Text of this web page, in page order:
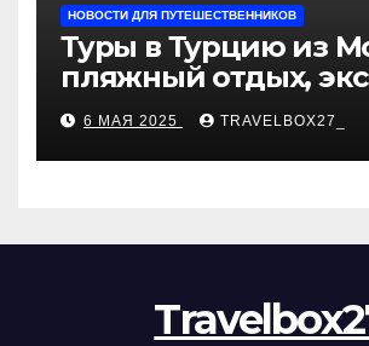
НОВОСТИ ДЛЯ ПУТЕШЕСТВЕННИКОВ
Туры в Турцию из
пляжный отдых,
и лучшие курорты
6 МАЯ 2025 TRAVELBOX27_